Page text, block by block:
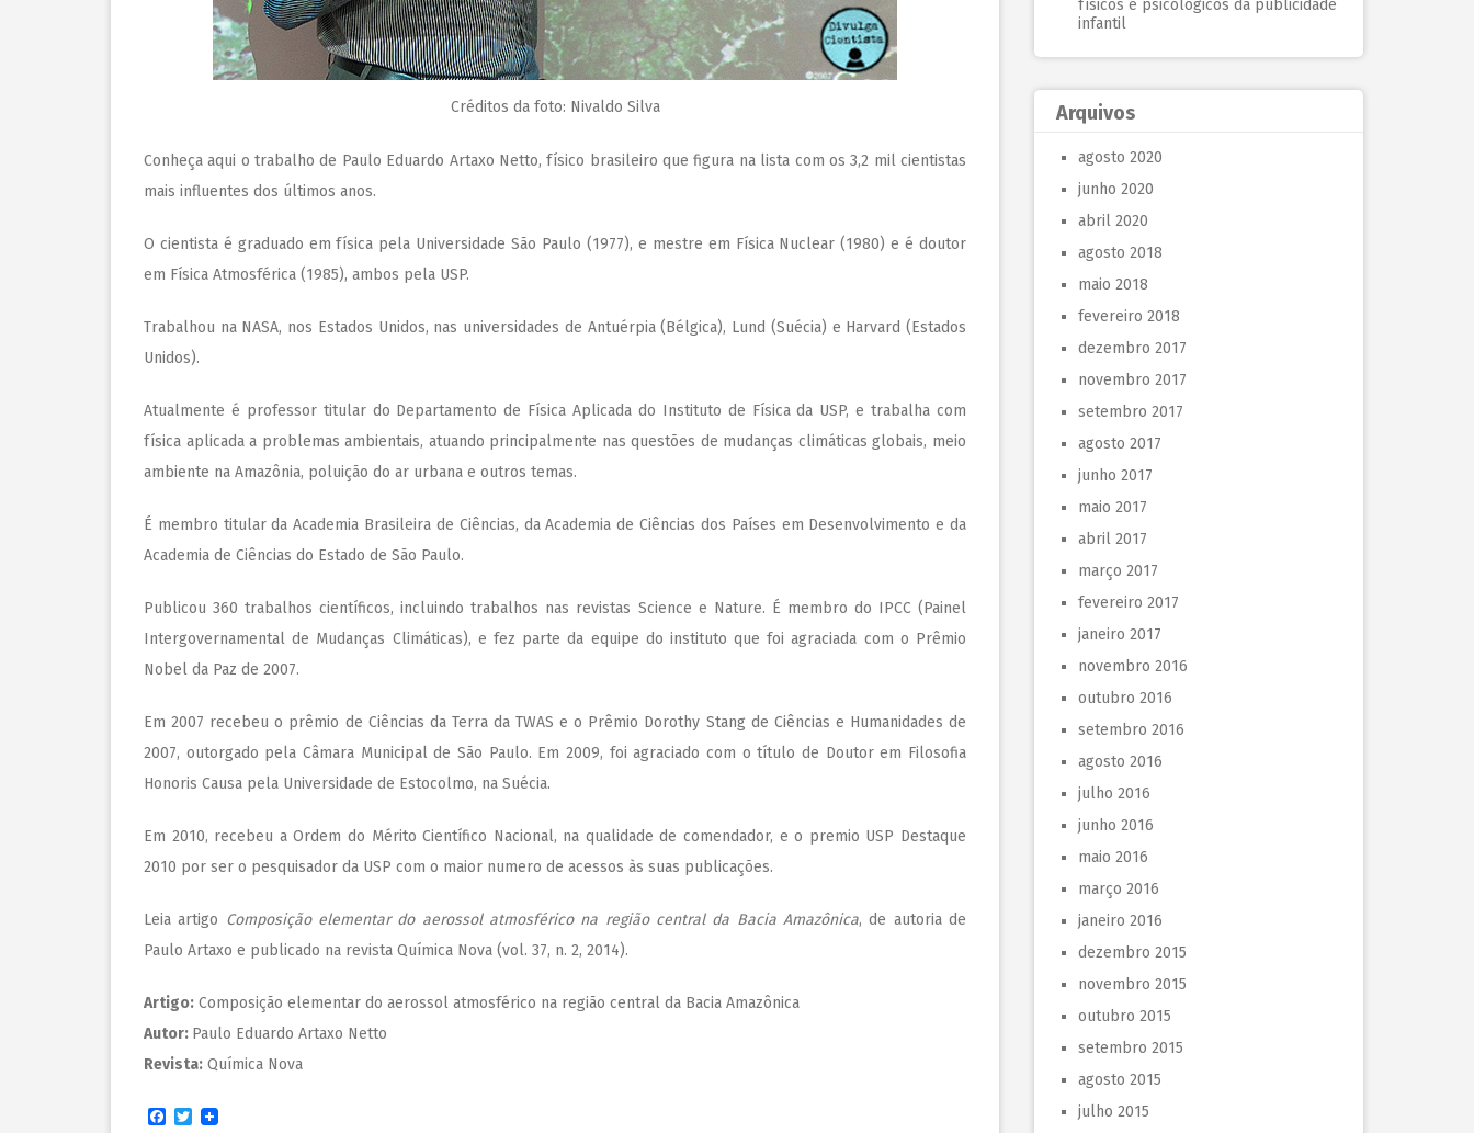
Créditos da foto: Nivaldo Silva
Conheça aqui o trabalho de Paulo Eduardo Artaxo Netto, físico brasileiro que figura na lista com os 3,2 mil cientistas
mais influentes dos últimos anos.
O cientista é graduado em física pela Universidade São Paulo (1977), e mestre em Física Nuclear (1980) e é doutor
em Física Atmosférica (1985), ambos pela USP.
Trabalhou na NASA, nos Estados Unidos, nas universidades de Antuérpia (Bélgica), Lund (Suécia) e Harvard (Estados
Unidos).
Atualmente é professor titular do Departamento de Física Aplicada do Instituto de Física da USP, e trabalha com
física aplicada a problemas ambientais, atuando principalmente nas questões de mudanças climáticas globais, meio
ambiente na Amazônia, poluição do ar urbana e outros temas.
É membro titular da Academia Brasileira de Ciências, da Academia de Ciências dos Países em Desenvolvimento e da
Academia de Ciências do Estado de São Paulo.
Publicou 360 trabalhos científicos, incluindo trabalhos nas revistas Science e Nature. É membro do IPCC (Painel
Intergovernamental de Mudanças Climáticas), e fez parte da equipe do instituto que foi agraciada com o Prêmio
Nobel da Paz de 2007.
Em 2007 recebeu o prêmio de Ciências da Terra da TWAS e o Prêmio Dorothy Stang de Ciências e Humanidades de
2007, outorgado pela Câmara Municipal de São Paulo. Em 2009, foi agraciado com o título de Doutor em Filosofia
Honoris Causa pela Universidade de Estocolmo, na Suécia.
Em 2010, recebeu a Ordem do Mérito Científico Nacional, na qualidade de comendador, e o premio USP Destaque
2010 por ser o pesquisador da USP com o maior numero de acessos às suas publicações.
Leia artigo Composição elementar do aerossol atmosférico na região central da Bacia Amazônica, de autoria de
Paulo Artaxo e publicado na revista Química Nova (vol. 37, n. 2, 2014).
Artigo: Composição elementar do aerossol atmosférico na região central da Bacia Amazônica
Autor: Paulo Eduardo Artaxo Netto
Revista: Química Nova
Facebook
Twitter
físicos e psicológicos da publicidade
infantil
Arquivos
agosto 2020
junho 2020
abril 2020
agosto 2018
maio 2018
fevereiro 2018
dezembro 2017
novembro 2017
setembro 2017
agosto 2017
junho 2017
maio 2017
abril 2017
março 2017
fevereiro 2017
janeiro 2017
novembro 2016
outubro 2016
setembro 2016
agosto 2016
julho 2016
junho 2016
maio 2016
março 2016
janeiro 2016
dezembro 2015
novembro 2015
outubro 2015
setembro 2015
agosto 2015
julho 2015